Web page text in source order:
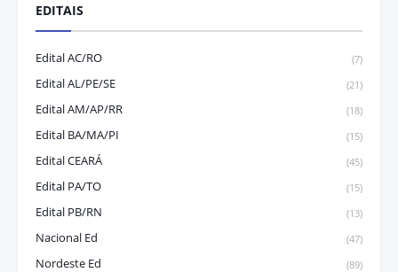
EDITAIS
Edital AC/RO (7)
Edital AL/PE/SE (21)
Edital AM/AP/RR (18)
Edital BA/MA/PI (15)
Edital CEARÁ (45)
Edital PA/TO (15)
Edital PB/RN (13)
Nacional Ed (47)
Nordeste Ed (89)